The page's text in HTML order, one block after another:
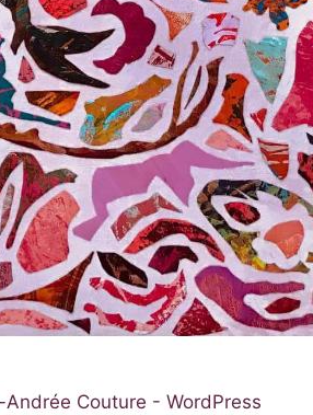
Couture - WordPress